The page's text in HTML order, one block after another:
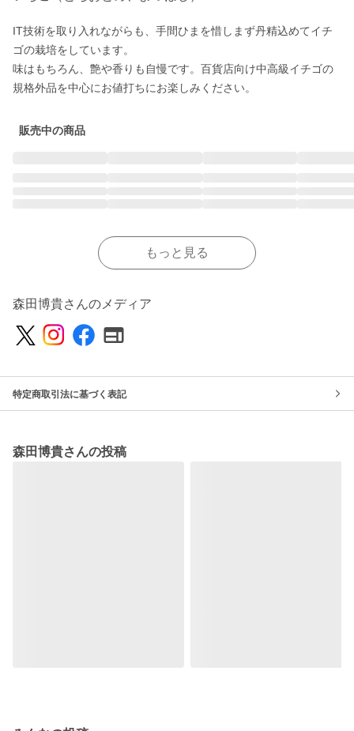
IT技術を取り入れながらも、手間ひまを惜しまず丹精込めてイチ
ゴの栽培をしています。
味はもちろん、艶や香りも自慢です。百貨店向け中高級イチゴの
規格外品を中心にお値打ちにお楽しみください。
販売中の商品
もっと見る
森田博貴さんのメディア
特定商取引法に基づく表記
森田博貴さんの投稿